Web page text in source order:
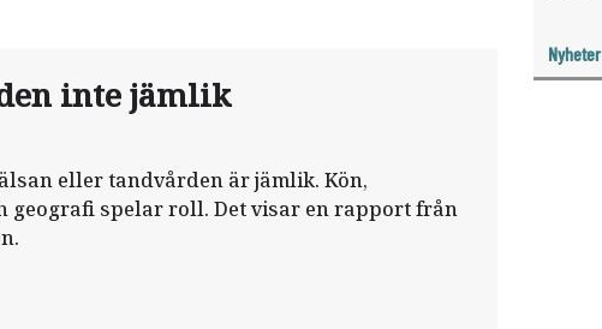
inte jämlik
eller tandvården är jämlik. Kön,
geografi spelar roll. Det visar en rapport från
Nyheter